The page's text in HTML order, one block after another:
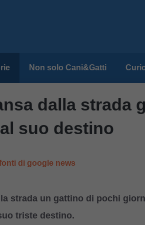
Non solo Cani&Gatti
dalla strada
suo destino
di google news
strada un gattino di pochi
triste destino.